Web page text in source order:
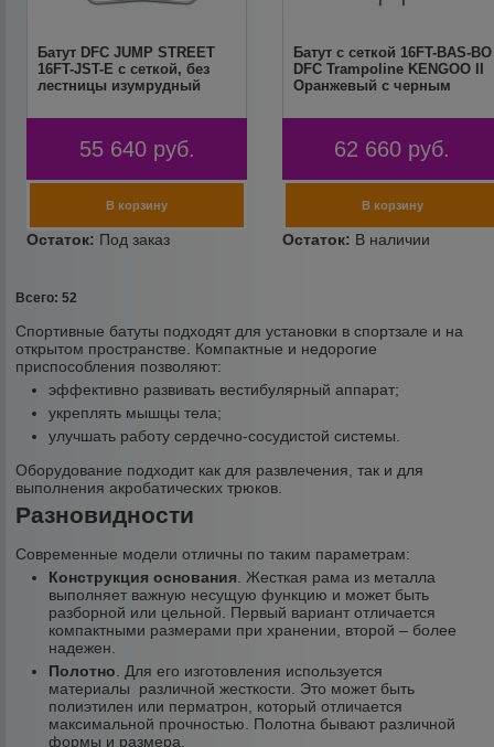
Батут DFC JUMP STREET
16FT-JST-E c сеткой, без
лестницы изумрудный
55 640 руб.
Батут с сеткой 16FT-BAS-BO
DFC Trampoline KENGOO II
Оранжевый с черным
62 660 руб.
Всего: 52
Спортивные батуты подходят для установки в спортзале и на
открытом пространстве. Компактные и недорогие
приспособления позволяют:
эффективно развивать вестибулярный аппарат;
укреплять мышцы тела;
улучшать работу сердечно-сосудистой системы.
Оборудование подходит как для развлечения, так и для
выполнения акробатических трюков.
Разновидности
Современные модели отличны по таким параметрам:
Конструкция основания . Жесткая рама из металла
выполняет важную несущую функцию и может быть
разборной или цельной. Первый вариант отличается
компактными размерами при хранении, второй – более
надежен.
Полотно . Для его изготовления используется
материалы различной жесткости. Это может быть
полиэтилен или перматрон, который отличается
максимальной прочностью. Полотна бывают различной
формы и размера.